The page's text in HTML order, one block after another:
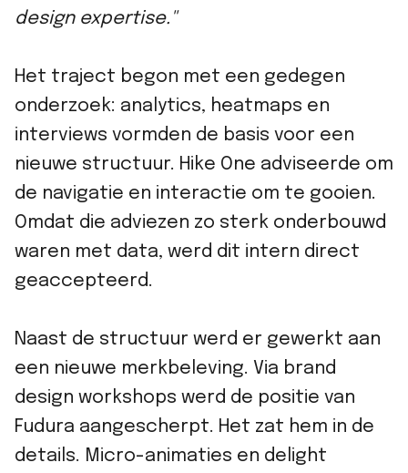
design expertise."
Het traject begon met een gedegen
onderzoek: analytics, heatmaps en
interviews vormden de basis voor een
nieuwe structuur. Hike One adviseerde om
de navigatie en interactie om te gooien.
Omdat die adviezen zo sterk onderbouwd
waren met data, werd dit intern direct
geaccepteerd.
Naast de structuur werd er gewerkt aan
een nieuwe merkbeleving. Via brand
design workshops werd de positie van
Fudura aangescherpt. Het zat hem in de
details. Micro-animaties en delight